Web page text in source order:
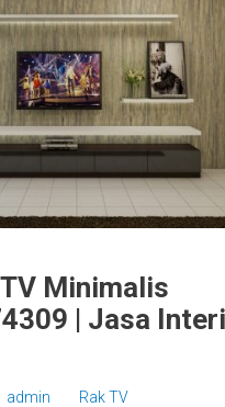
Minimalis
| Jasa
admin Rak TV